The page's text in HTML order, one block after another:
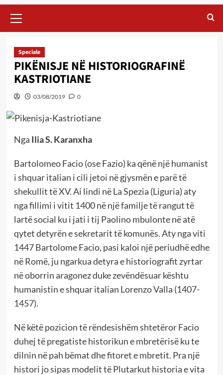
Menu
Speciale
PIKËNISJE NË HISTORIOGRAFINË
KASTRIOTIANE
03/08/2019 0
Nga Ilia S. Karanxha
Bartolomeo Facio (ose Fazio) ka qënë një humanist
i shquar italian i cili jetoi në gjysmën e parë të
shekullit të XV. Ai lindi në La Spezia (Liguria) aty
nga fillimi i vitit 1400 në një familje të rangut të
lartë social ku i jati i tij Paolino mbulonte në atë
qytet detyrën e sekretarit të komunës. Aty nga viti
1447 Bartolome Facio, pasi kaloi një periudhë edhe
në Romë, ju ngarkua detyra e historiografit zyrtar
në oborrin aragonez duke zevëndësuar kështu
humanistin e shquar italian Lorenzo Valla (1407-
1457).
Në këtë pozicion të rëndesishëm shtetëror Facio
duhej të pregatiste historikun e mbretërisë ku te
dilnin në pah bëmat dhe fitoret e mbretit. Pra një
histori jo sipas modelit të Plutarkut historia e vita